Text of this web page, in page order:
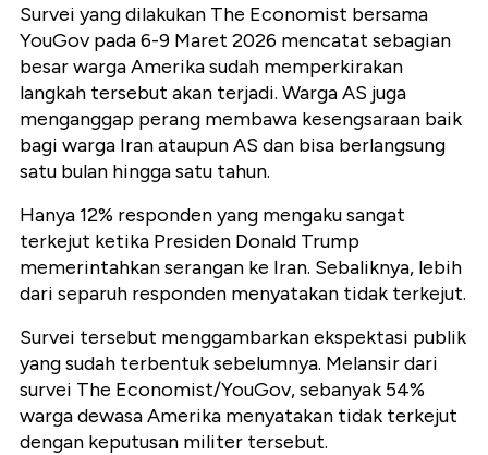
Survei yang dilakukan The Economist bersama
YouGov pada 6-9 Maret 2026 mencatat sebagian
besar warga Amerika sudah memperkirakan
langkah tersebut akan terjadi. Warga AS juga
menganggap perang membawa kesengsaraan baik
bagi warga Iran ataupun AS dan bisa berlangsung
satu bulan hingga satu tahun.
Hanya 12% responden yang mengaku sangat
terkejut ketika Presiden Donald Trump
memerintahkan serangan ke Iran. Sebaliknya, lebih
dari separuh responden menyatakan tidak terkejut.
Survei tersebut menggambarkan ekspektasi publik
yang sudah terbentuk sebelumnya. Melansir dari
survei The Economist/YouGov, sebanyak 54%
warga dewasa Amerika menyatakan tidak terkejut
dengan keputusan militer tersebut.